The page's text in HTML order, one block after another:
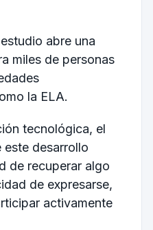
abre una
miles de personas
la ELA.
tecnológica, el
desarrollo
de recuperar algo
de expresarse,
activamente